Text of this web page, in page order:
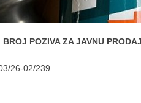
POZIVA ZA JAVNU
26-02/239